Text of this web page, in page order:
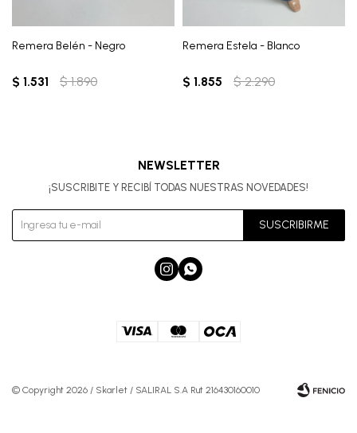
Remera Belén - Negro
$ 1.531 $ 1.890
Remera Estela - Blanco
$ 1.855 $ 2.290
NEWSLETTER
¡SUSCRIBITE Y RECIBÍ TODAS NUESTRAS NOVEDADES!
SUSCRIBIRME
 
© Copyright 2026 / Skarlet / SALIRAL S.A Rut 216430160010